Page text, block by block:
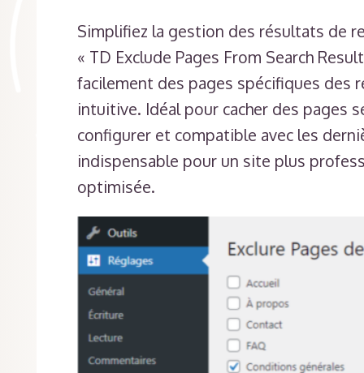
Simplifiez la gestion des résultats de
« TD Exclude Pages From Search
facilement des pages spécifiques des
intuitive. Idéal pour cacher des pages
configurer et compatible avec les
indispensable pour un site plus
optimisée.